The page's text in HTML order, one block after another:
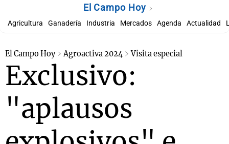
El Campo Hoy
Agricultura Ganadería Industria Mercados Agenda Actualidad
El Campo Hoy Agroactiva 2024 Visita especial
Exclusivo:
"aplausos